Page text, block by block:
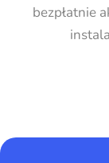
bezpłatnie